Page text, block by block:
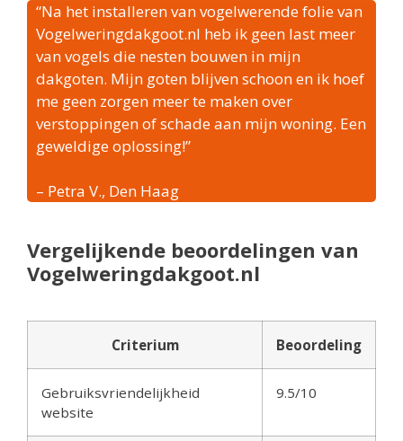
“Na het installeren van vogelwerende folie van
Vogelweringdakgoot.nl heb ik geen last meer
van vogels die nesten bouwen in mijn
dakgoten. Mijn goten blijven schoon en ik hoef
me geen zorgen meer te maken over
verstoppingen of schade aan mijn woning. Een
geweldige oplossing!”
– Petra V., Den Haag
Vergelijkende beoordelingen van
Vogelweringdakgoot.nl
Criterium Beoordeling
Gebruiksvriendelijkheid
website
9.5/10